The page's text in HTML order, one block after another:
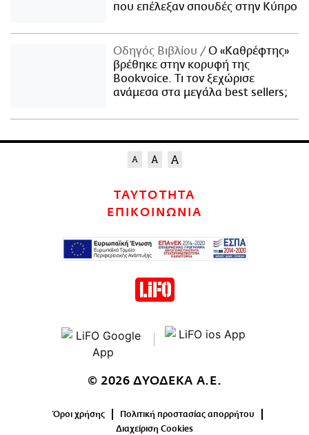
που επέλεξαν σπουδές στην Κύπρο
Οδηγός Βιβλίου
Ο «Καθρέφτης»
βρέθηκε στην κορυφή της
Bookvoice. Τι τον ξεχώρισε
ανάμεσα στα μεγάλα best sellers;
ΤΑΥΤΟΤΗΤΑ
ΕΠΙΚΟΙΝΩΝΙΑ
© 2026 ΔΥΟΔΕΚΑ Α.Ε.
Όροι χρήσης
Πολιτική προστασίας απορρήτου
Διαχείριση Cookies